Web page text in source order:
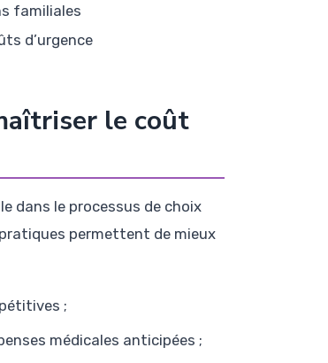
familiales
d’urgence
le coût
dans le processus de choix
pratiques permettent de mieux
;
médicales anticipées ;